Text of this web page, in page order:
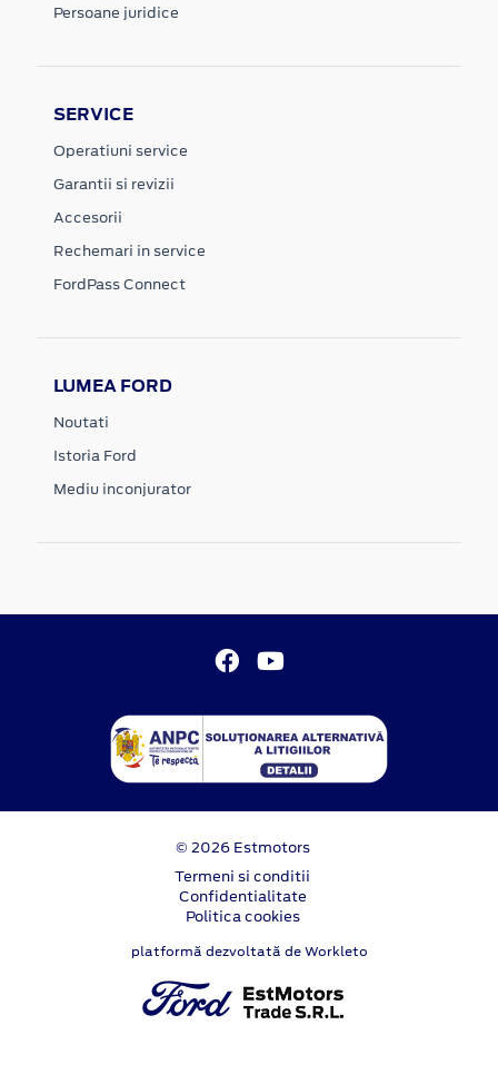
Persoane juridice
SERVICE
Operatiuni service
Garantii si revizii
Accesorii
Rechemari in service
FordPass Connect
LUMEA FORD
Noutati
Istoria Ford
Mediu inconjurator
© 2026 Estmotors
Termeni si conditii
Confidentialitate
Politica cookies
platformă dezvoltată de Workleto